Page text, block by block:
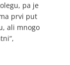
pa je
prvi put
ali mnogo